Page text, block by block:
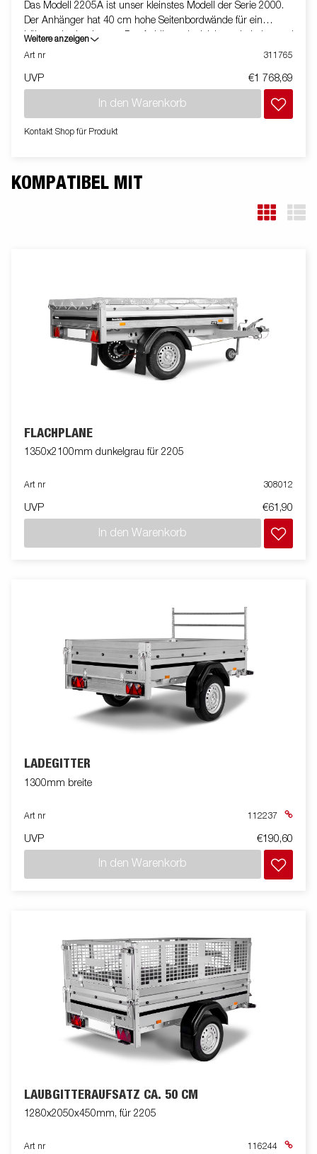
Das Modell 2205A ist unser kleinstes Modell der Serie 2000.
Der Anhänger hat 40 cm hohe Seitenbordwände für ein
höheres Ladevolumen. Der Anhänger ist leicht zu beladen und
hat eine klappbare Vorder- und Rückwand für die Beladung
Zurrösen für eine sichere Verladung der Ware ausgestattet. Wie
für unsere Anhänger an. Die Bilder dienen der Illustration und
Weitere anzeigen
Art nr
311765
UVP €1 768,69
In den Warenkorb
Kontakt Shop für Produkt
KOMPATIBEL MIT
FLACHPLANE
1350x2100mm dunkelgrau für 2205
Art nr 308012
UVP €61,90
In den Warenkorb
LADEGITTER
1300mm breite
Art nr 112237
UVP €190,60
In den Warenkorb
LAUBGITTERAUFSATZ CA. 50 CM
1280x2050x450mm, für 2205
Art nr 116244